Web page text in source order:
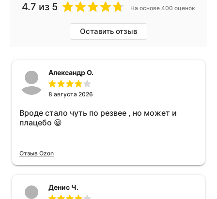
4.7 из 5 На основе 400 оценок
Оставить отзыв
Александр О.
8 августа 2026
Вроде стало чуть по резвее , но может и
плацебо 😀
Отзыв Ozon
Денис Ч.